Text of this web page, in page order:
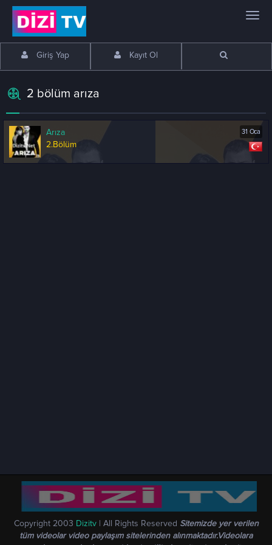
Giriş Yap Kayıt Ol
2 bölüm arıza
Arıza
2.Bölüm
31 Oca
Copyright 2003 Dizitv| All Rights Reserved Sitemizde yer verilen
tüm videolar video paylaşım sitelerinden alınmaktadır.Videolara